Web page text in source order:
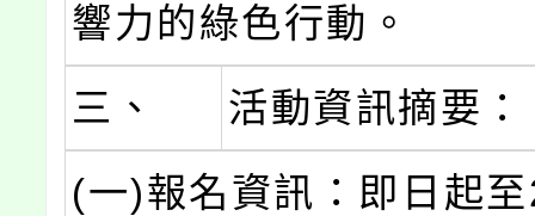
響力的綠色行動。
三、
活動資訊摘要：
(一)報名資訊：即日起